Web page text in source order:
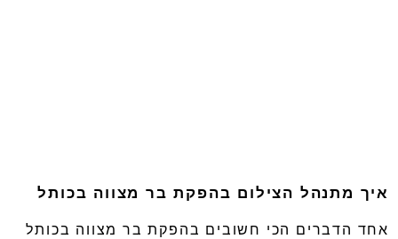
איך מתנהל הצילום בהפקת בר מצווה בכותל
אחד הדברים הכי חשובים בהפקת בר מצווה בכותל